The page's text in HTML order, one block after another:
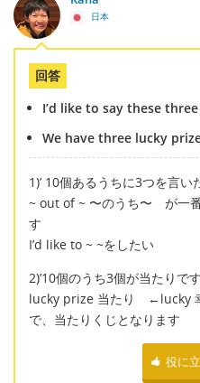
日本
回答
I’d like to say these
We have three lucky
1)’ 10個あるうちに3つを言い
~ out of ~ 〜のうち〜 が一
す
I’d like to ~ ~をしたい
2)’10個のうち3個が当たりです
lucky prize 当たり ←lucky
で、当たりくじとなります
役に